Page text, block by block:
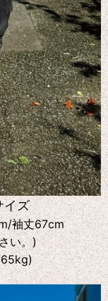
イズ
袖丈67cm
い。)
65kg)